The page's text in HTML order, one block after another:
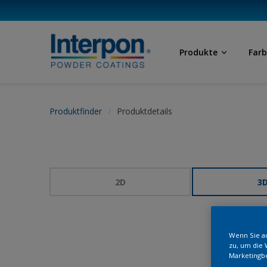
Produkte
Produktfinder Produktdetails
2D 3D
Wenn Sie
zu, um die